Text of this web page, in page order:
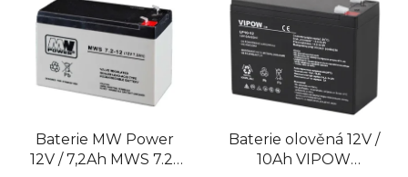
Baterie MW Power
12V / 7,2Ah MWS 7.2-
Baterie olověná 12V /
10Ah VIPOW